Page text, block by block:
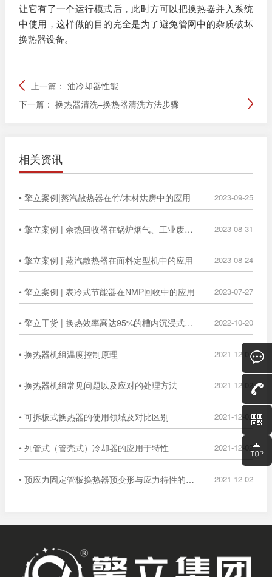
让它有了一个运行模式后，此时方可以把换热器并入系统
中使用，这样做的目的完全是为了避免管网中的杂质破坏
换热器设备。
上一篇： 油冷却器性能
下一篇： 换热器清洗–换热器清洗方法步骤
相关资讯
• 擎立案例|蒸汽散热器在竹/木材烘房中的应用 2023-09-25
• 擎立案例 | 余热回收器在锅炉烟气、工业废气中的广泛应用 2023-08-31
• 擎立案例 | 蒸汽散热器在面料定型机中的应用 2023-08-24
• 擎立案例 | 表冷式节能器在NMP回收中的应用 2023-07-27
• 擎立干货 | 换热效率高达95%的槽内沉浸式换热器 2022-10-20
• 换热器机组温度控制原理 2021-12-02
• 换热器机组常见问题以及应对的处理方法 2021-12-02
• 可拆板式换热器的使用领域及对比区别 2021-12-02
• 列管式（管壳式）冷却器的应用于特性 2021-12-02
• 预应力固定管板换热器预变形与应力特性的数值分析 2021-12-02